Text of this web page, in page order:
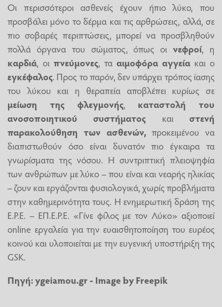
Οι περισσότεροι ασθενείς έχουν ήπιο λύκο, που
προσβάλει μόνο το δέρμα και τις αρθρώσεις, αλλά, σε
πιο σοβαρές περιπτώσεις, μπορεί να προσβληθούν
πολλά όργανα του σώματος, όπως οινεφροί, η
καρδιά, οι πνεύμονες, τα αιμοφόρα αγγεία και ο
εγκέφαλος. Προς το παρόν, δεν υπάρχει τρόπος ίασης
του λύκου και η θεραπεία αποβλέπει κυρίως σε
μείωση της φλεγμονής, καταστολή του
ανοσοποιητικού συστήματος καιστενή
παρακολούθηση των ασθενών, προκειμένου να
διαπιστωθούν όσο είναι δυνατόν πιο έγκαιρα τα
γνωρίσματα της νόσου. Η συντριπτική πλειοψηφία
των ανθρώπων με λύκο – που είναι και νεαρής ηλικίας
– ζουν και εργάζονται φυσιολογικά, χωρίς προβλήματα
στην καθημερινότητα τους. Η ενημερωτική δράση της
E.Ρ.Ε. – ΕΠ.Ε.Ρ.Ε. «Γίνε φίλος με τον Λύκο» αξιοποιεί
online εργαλεία για την ευαισθητοποίηση του ευρέος
κοινού και υλοποιείται με την ευγενική υποστήριξη της
GSK.
Πηγή: ygeiamou.gr - Image byFreepik